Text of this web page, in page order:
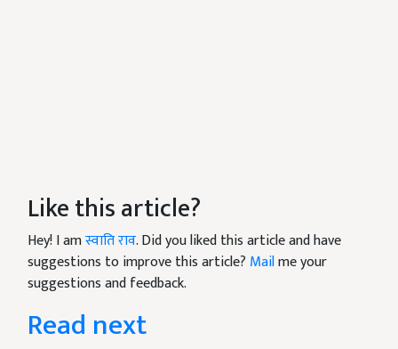
Like this article?
Hey! I amस्वाति राव. Did you liked this article and have
suggestions to improve this article? Mailme your
suggestions and feedback.
Read next